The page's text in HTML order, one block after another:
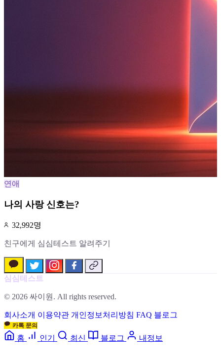
연애
나의 사랑 신호는?
32,992명
친구에게 심심테스트 알려주기
심심테스트
© 2026 싸이원. All rights reserved.
회사소개 이용약관 개인정보처리방침 FAQ 블로그
카톡 문의
홈 인기 최신 블로그 내정보